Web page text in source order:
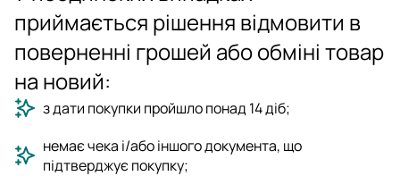
приймається рішення відмовити в
поверненні грошей або обміні товар
на новий:
з дати покупки пройшло понад 14 діб;
немає чека і/або іншого документа, що
підтверджує покупку;